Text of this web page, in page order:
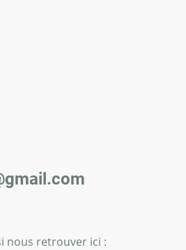
nous retrouver ici :